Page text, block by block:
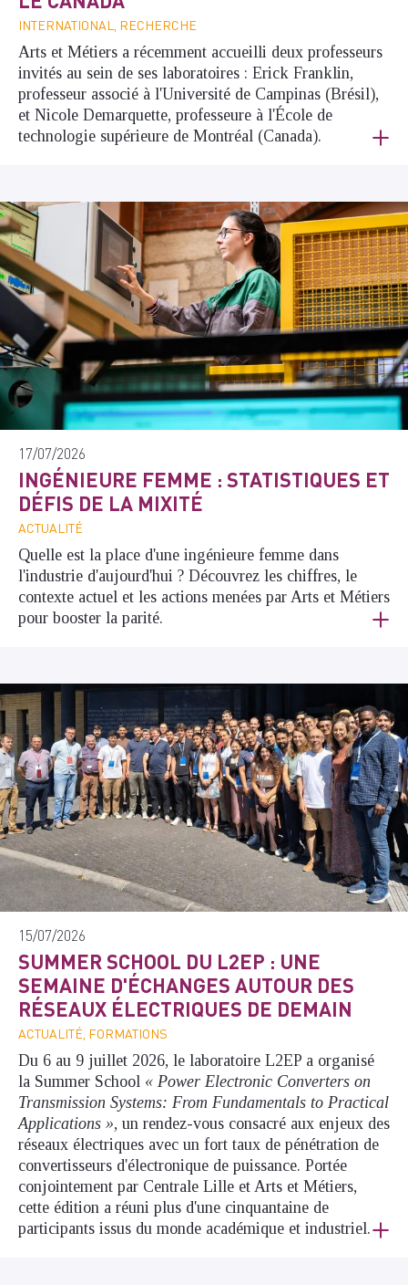
INTERNATIONAL, RECHERCHE
Arts et Métiers a récemment accueilli deux professeurs
invités au sein de ses laboratoires : Erick Franklin,
professeur associé à l'Université de Campinas (Brésil),
et Nicole Demarquette, professeure à l'École de
technologie supérieure de Montréal (Canada).
17/07/2026
INGÉNIEURE FEMME : STATISTIQUES ET
DÉFIS DE LA MIXITÉ
ACTUALITÉ
Quelle est la place d'une ingénieure femme dans
l'industrie d'aujourd'hui ? Découvrez les chiffres, le
contexte actuel et les actions menées par Arts et Métiers
pour booster la parité.
15/07/2026
SUMMER SCHOOL DU L2EP : UNE
SEMAINE D'ÉCHANGES AUTOUR DES
RÉSEAUX ÉLECTRIQUES DE DEMAIN
ACTUALITÉ, FORMATIONS
Du 6 au 9 juillet 2026, le laboratoire L2EP a organisé
la Summer School « Power Electronic Converters on
Transmission Systems: From Fundamentals to Practical
Applications », un rendez-vous consacré aux enjeux des
réseaux électriques avec un fort taux de pénétration de
convertisseurs d'électronique de puissance. Portée
conjointement par Centrale Lille et Arts et Métiers,
cette édition a réuni plus d'une cinquantaine de
participants issus du monde académique et industriel.